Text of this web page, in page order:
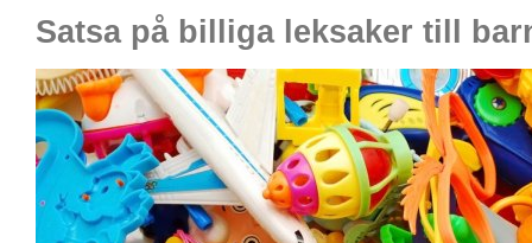
Satsa på billiga leksaker till